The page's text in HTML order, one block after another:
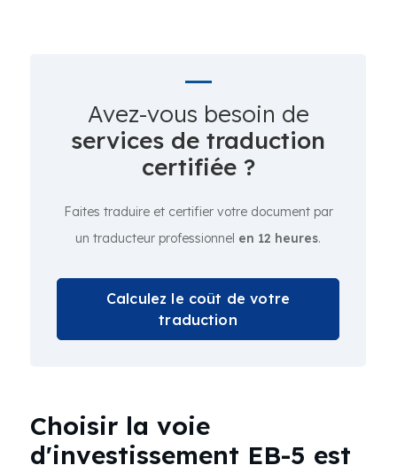
Avez-vous besoin de
services de traduction
certifiée ?
Faites traduire et certifier votre document par
un traducteur professionnel en 12 heures.
Calculez le coût de votre
traduction
Choisir la voie
d'investissement EB-5 est